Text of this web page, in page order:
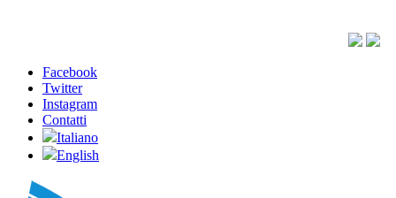
Facebook
Twitter
Instagram
Contatti
Italiano
English